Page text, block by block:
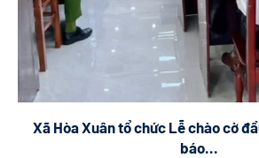
Xã Hòa Xuân tổ chức Lễ chào cờ
báo...